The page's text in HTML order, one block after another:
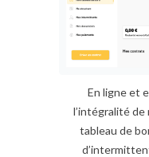
En ligne et
l’intégralité de
tableau de